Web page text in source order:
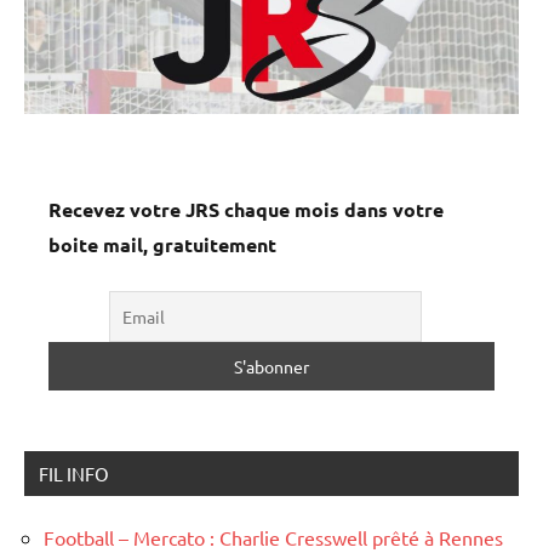
Recevez votre JRS chaque mois dans votre
boite mail, gratuitement
FIL INFO
Football – Mercato : Charlie Cresswell prêté à Rennes